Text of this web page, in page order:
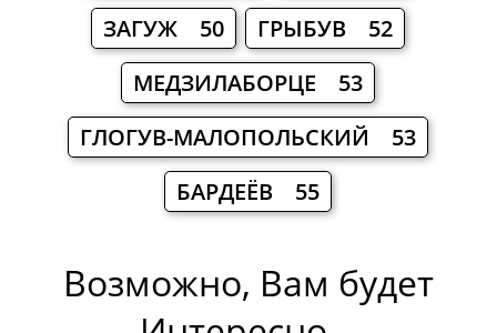
ЗАГУЖ 50
ГРЫБУВ 52
МЕДЗИЛАБОРЦЕ 53
ГЛОГУВ-МАЛОПОЛЬСКИЙ 53
БАРДЕЁВ 55
Возможно, Вам будет